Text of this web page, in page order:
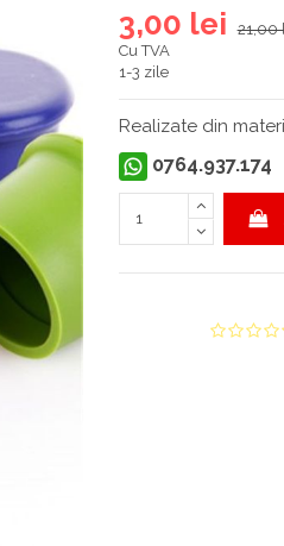
3,00 lei 21,00
Cu TVA
1-3 zile
Realizate din
0764.937.174